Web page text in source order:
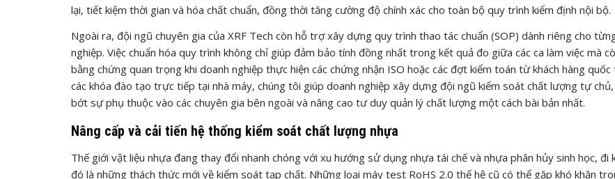
lại, tiết kiệm thời gian và hóa chất chuẩn, đồng thời tăng cường độ chính xác cho toàn bộ quy trình kiểm định nội bộ.
Ngoài ra, đội ngũ chuyên gia của XRF Tech còn hỗ trợ xây dựng quy trình thao tác chuẩn (SOP) dành riêng cho
nghiệp. Việc chuẩn hóa quy trình không chỉ giúp đảm bảo tính đồng nhất trong kết quả đo giữa các ca làm việc mà
bằng chứng quan trọng khi doanh nghiệp thực hiện các chứng nhận ISO hoặc các đợt kiểm toán từ khách hàng quốc
các khóa đào tạo trực tiếp tại nhà máy, chúng tôi giúp doanh nghiệp xây dựng đội ngũ kiểm soát chất lượng tự
bớt sự phụ thuộc vào các chuyên gia bên ngoài và nâng cao tư duy quản lý chất lượng một cách bài bản nhất.
Nâng cấp và cải tiến hệ thống kiểm soát chất lượng nhựa
Thế giới vật liệu nhựa đang thay đổi nhanh chóng với xu hướng sử dụng nhựa tái chế và nhựa phân hủy sinh học, đi
đó là những thách thức mới về kiểm soát tạp chất. Những loại máy test RoHS 2.0 thế hệ cũ có thể gặp khó khăn